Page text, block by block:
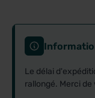
Le délai
rallongé. Merci